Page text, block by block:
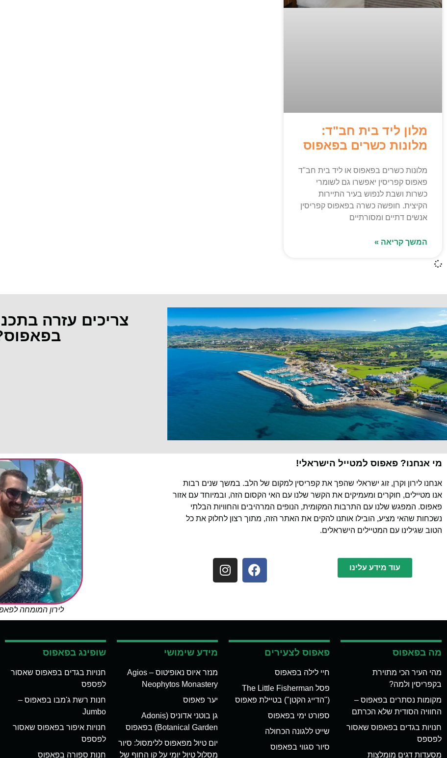
מלון ליד בית חב"ד:
מלונות כשרים בפאפוס
מלונות כשרים בפאפוס או ליד בית חב"ד
פאפוס קפריסין יאפשרו גם לשומרי
כשרות ושבת לנפוש בעיר התיירות
הקיצית. חופשה כשרה בפאפוס קפריסין
אנשים דתיים ומסורתיים
המשך קריאה »
צריכים עזרה
מי אנחנו? פאפוס למטייל הישראלי!
אנחנו לירון וקרן, זוג ישראלי שהפך את קפריסין למקום של הלב. במשך שנים רבות
אנו מטיילים, חוקרים ומעמיקים את הקשר שלנו עם האי הקסום הזה, ובמיוחד עם אזור
פאפוס. המפגש שלנו עם התרבות המקומית, הנופים המרהיבים והחוויות הבלתי
נשכחות שהאי מציע, הובילו אותנו להקים את האתר הזה, מתוך רצון לחלוק את כל
הטוב שגילינו עם המטיילים הישראלים.
עוד מידע עלינו
לירון המומחה
מה בפאפוס
מהי העיר הכי מתוירת
בקפריסין ולמה?
מקומות נסתרים בפאפוס –
החוויה הסודית שלא הכרתם
חנויות בגדים בפאפוס שאסור
לפספס
מסעדות דגים מומלצות
פאפוס לצעירים
חיי לילה בפאפוס
פסל The Little Fisherman
("הדייג הקטן") בטיילת פאפוס
ספורט ימי בפאפוס
שייט ללגונה הכחולה
סיור סגווי בפאפוס
מידע שימושי
מנזר איוס נאופיטוס – Agios
Neophytos Monastery
יער פאפוס
גן בוטני אדוניס (Adonis
Botanical Garden) בפאפוס
יום טיול מפאפוס ללימסול: סיור
מסלול טיול יומי על קו החוף של
שופינג בפאפוס
חנויות בגדים בפאפוס שאסור
לפספס
חנות רשת ג'מבו בפאפוס –
Jumbo
חנויות איפור בפאפוס שאסור
לפספס
חנות ספורה בפאפוס